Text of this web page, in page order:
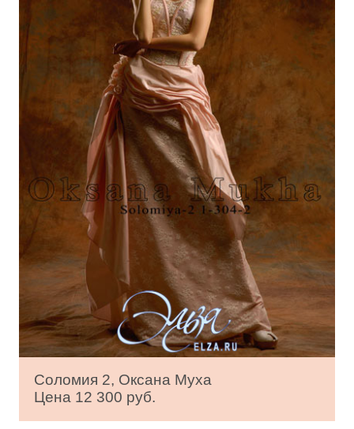
Соломия 2, Оксана Муха
Цена 12 300 руб.